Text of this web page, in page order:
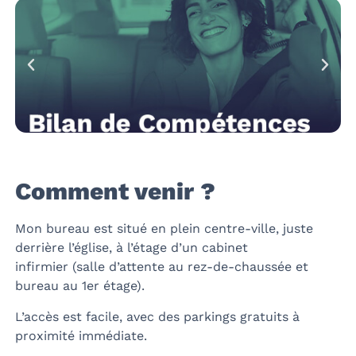
Comment venir ?
Mon bureau est situé en plein centre-ville, juste
derrière l’église, à l’étage d’un cabinet
infirmier (salle d’attente au rez-de-chaussée et
bureau au 1er étage).
L’accès est facile, avec des parkings gratuits à
proximité immédiate.